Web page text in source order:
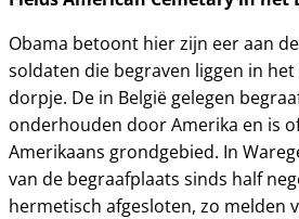
Obama betoont hier zijn eer aan
soldaten die begraven liggen in het
dorpje. De in België gelegen
onderhouden door Amerika en is
Amerikaans grondgebied. In
van de begraafplaats sinds half
hermetisch afgesloten, zo melden